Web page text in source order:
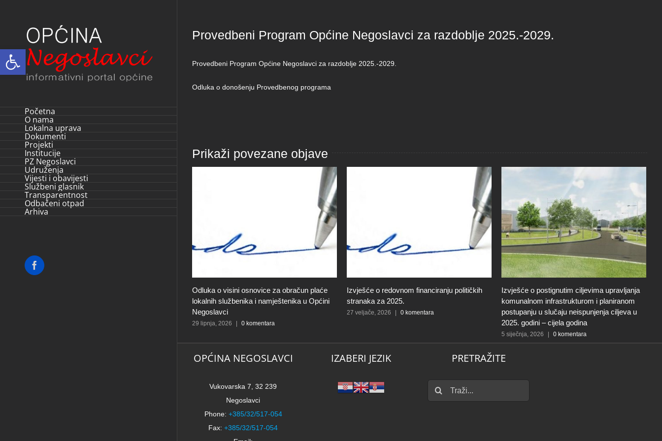
Open toolbar
Početna
O nama
Lokalna uprava
Dokumenti
Projekti
Institucije
PZ Negoslavci
Udruženja
Vijesti i obavijesti
Službeni glasnik
Transparentnost
Odbačeni otpad
Arhiva
Facebook
Provedbeni Program Općine Negoslavci za razdoblje 2025.-2029.
Provedbeni Program Općine Negoslavci za razdoblje 2025.-2029.
Odluka o donošenju Provedbenog programa
Prikaži povezane objave
Odluka o visini osnovice za obračun plaće
lokalnih službenika i namještenika u Općini
Negoslavci
29 lipnja, 2026 0 komentara
Izvješće o redovnom financiranju političkih
stranaka za 2025.
27 veljače, 2026 0 komentara
Izvješće o postignutim ciljevima upravljanja
komunalnom infrastrukturom i planiranom
postupanju u slučaju neispunjenja ciljeva u
2025. godini – cijela godina
5 siječnja, 2026 0 komentara
OPĆINA NEGOSLAVCI
Vukovarska 7, 32 239
Negoslavci
Phone: +385/32/517-054
Fax: +385/32/517-054
IZABERI JEZIK PRETRAŽITE
Traži...